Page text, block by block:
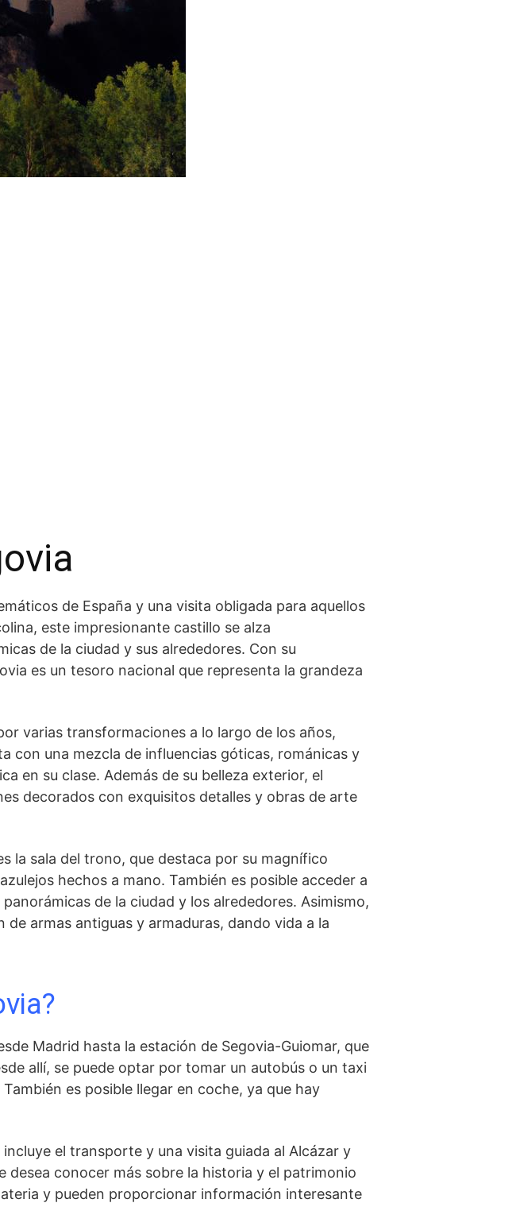
de España y ‌una ⁣visita obligada para ​aquellos
este ‌impresionante castillo se alza‍
de​ la⁣ ciudad ⁢y sus alrededores.⁢ Con su
es un tesoro nacional que representa la grandeza
varias transformaciones a lo largo de los años,
con ⁢una ⁢mezcla de influencias ⁢góticas, románicas y
en su clase. Además de su belleza exterior, el
decorados con exquisitos detalles y obras de arte
la sala del trono, que destaca por su magnífico
hechos a⁤ mano. También es posible ⁤acceder a
de la ciudad y los alrededores. Asimismo,
armas ⁣antiguas y armaduras, dando vida ‌a la
Madrid hasta la estación de Segovia-Guiomar, ⁤que
allí, se puede optar por tomar‍ un autobús o un taxi
es posible llegar en coche, ya que hay
el‌ transporte y una visita guiada al Alcázar y
desea conocer más sobre ⁢la historia y el patrimonio
y pueden proporcionar ⁤información interesante